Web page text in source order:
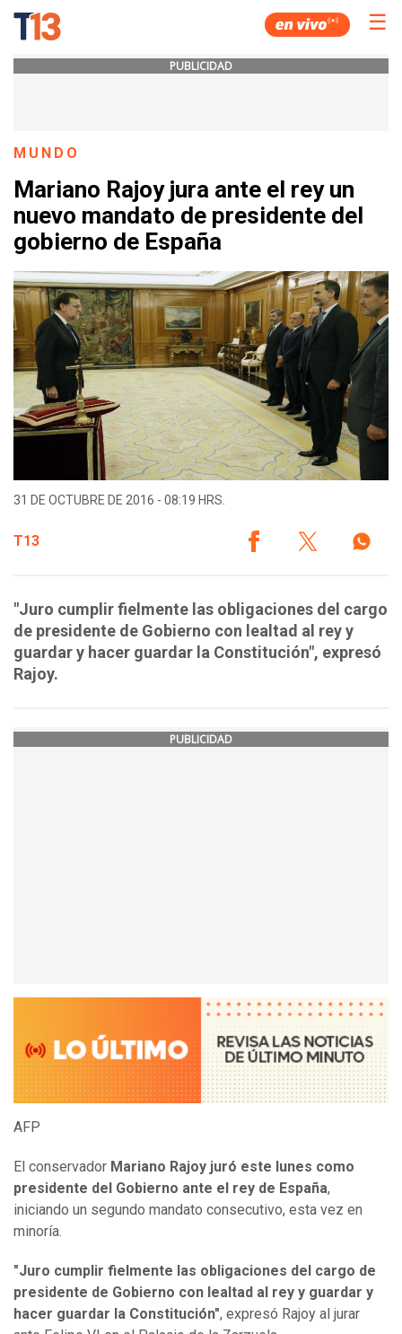
☰
PUBLICIDAD
MUNDO
Mariano Rajoy jura ante el rey un
nuevo mandato de presidente del
gobierno de España
31 DE OCTUBRE DE 2016 - 08:19 HRS.
T13
"Juro cumplir fielmente las obligaciones del cargo
de presidente de Gobierno con lealtad al rey y
guardar y hacer guardar la Constitución", expresó
Rajoy.
PUBLICIDAD
AFP
El conservador Mariano Rajoy juró este lunes como
presidente del Gobierno ante el rey de España,
iniciando un segundo mandato consecutivo, esta vez en
minoría.
"Juro cumplir fielmente las obligaciones del cargo de
presidente de Gobierno con lealtad al rey y guardar y
hacer guardar la Constitución", expresó Rajoy al jurar